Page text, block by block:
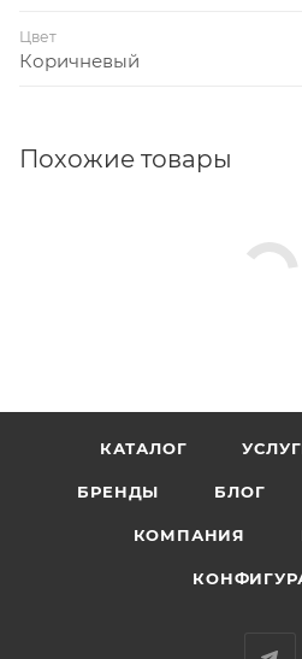
Цвет
Коричневый
Похожие товары
КАТАЛОГ
БРЕНДЫ БЛОГ
КОМПАНИЯ